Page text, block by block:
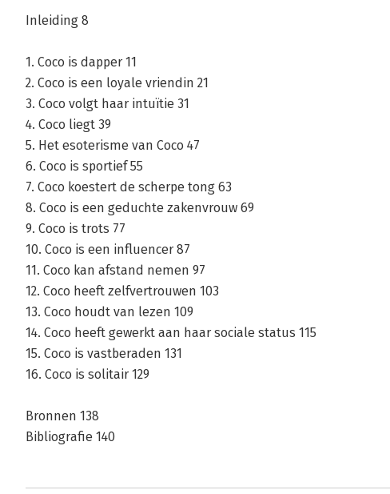
Inleiding 8
1. Coco is dapper 11
2. Coco is een loyale vriendin 21
3. Coco volgt haar intuïtie 31
4. Coco liegt 39
5. Het esoterisme van Coco 47
6. Coco is sportief 55
7. Coco koestert de scherpe tong 63
8. Coco is een geduchte zakenvrouw 69
9. Coco is trots 77
10. Coco is een influencer 87
11. Coco kan afstand nemen 97
12. Coco heeft zelfvertrouwen 103
13. Coco houdt van lezen 109
14. Coco heeft gewerkt aan haar sociale status 115
15. Coco is vastberaden 131
16. Coco is solitair 129
Bronnen 138
Bibliografie 140